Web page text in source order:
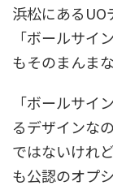
浜松にあるUO
「ボールサイ
もそのまんま
「ボールサイ
るデザインな
ではないけれ
も公認のオプ